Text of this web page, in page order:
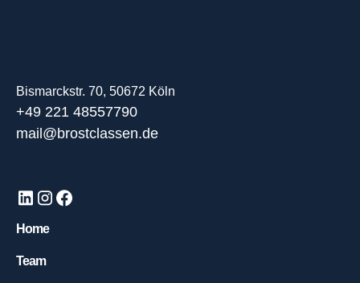
Bismarckstr. 70, 50672 Köln
+49 221 48557790
mail@brostclassen.de
Home
Team